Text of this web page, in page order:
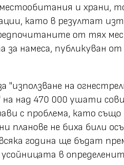
и храни,
като в резултат
от тях
за намеса, публикуван
"използване на
над 470 000 ушати
с проблема, като
планове не биха били
година ще бъдат
в